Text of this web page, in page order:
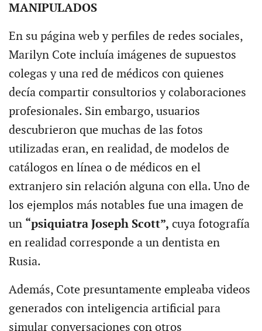
MANIPULADOS
En su página web y perfiles de redes sociales,
Marilyn Cote incluía imágenes de supuestos
colegas y una red de médicos con quienes
decía compartir consultorios y colaboraciones
profesionales. Sin embargo, usuarios
descubrieron que muchas de las fotos
utilizadas eran, en realidad, de modelos de
catálogos en línea o de médicos en el
extranjero sin relación alguna con ella. Uno de
los ejemplos más notables fue una imagen de
un “psiquiatra Joseph Scott”, cuya fotografía
en realidad corresponde a un dentista en
Rusia.
Además, Cote presuntamente empleaba videos
generados con inteligencia artificial para
simular conversaciones con otros